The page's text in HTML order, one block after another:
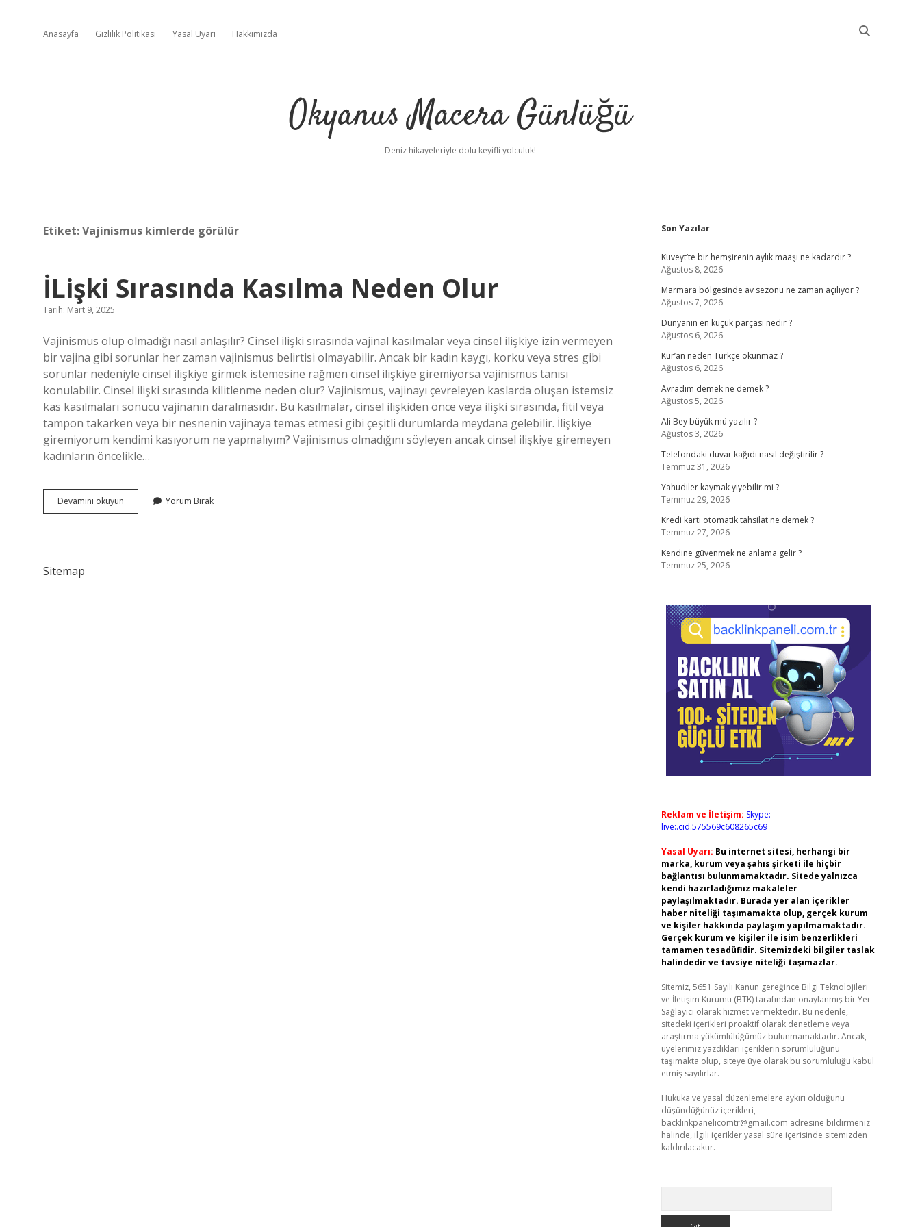
Anasayfa Gizlilik Politikası Yasal Uyarı Hakkımızda
Okyanus Macera Günlüğü
Deniz hikayeleriyle dolu keyifli yolculuk!
Etiket:Vajinismus kimlerde görülür
İLişki Sırasında Kasılma Neden Olur
Tarih: Mart 9, 2025
Vajinismus olup olmadığı nasıl anlaşılır? Cinsel ilişki sırasında vajinal kasılmalar veya cinsel ilişkiye izin vermeyen
bir vajina gibi sorunlar her zaman vajinismus belirtisi olmayabilir. Ancak bir kadın kaygı, korku veya stres gibi
sorunlar nedeniyle cinsel ilişkiye girmek istemesine rağmen cinsel ilişkiye giremiyorsa vajinismus tanısı
konulabilir. Cinsel ilişki sırasında kilitlenme neden olur? Vajinismus, vajinayı çevreleyen kaslarda oluşan istemsiz
kas kasılmaları sonucu vajinanın daralmasıdır. Bu kasılmalar, cinsel ilişkiden önce veya ilişki sırasında, fitil veya
tampon takarken veya bir nesnenin vajinaya temas etmesi gibi çeşitli durumlarda meydana gelebilir. İlişkiye
giremiyorum kendimi kasıyorum ne yapmalıyım? Vajinismus olmadığını söyleyen ancak cinsel ilişkiye giremeyen
kadınların öncelikle…
Devamını okuyun
Sırasında
Yorum Bırak
Sitemap
Sidebar
Son Yazılar
Kuveyt’te bir hemşirenin aylık maaşı ne kadardır ?
Ağustos 8, 2026
Marmara bölgesinde av sezonu ne zaman açılıyor ?
Ağustos 7, 2026
Dünyanın en küçük parçası nedir ?
Ağustos 6, 2026
Kur’an neden Türkçe okunmaz ?
Ağustos 6, 2026
Avradım demek ne demek ?
Ağustos 5, 2026
Ali Bey büyük mü yazılır ?
Ağustos 3, 2026
Telefondaki duvar kağıdı nasıl değiştirilir ?
Temmuz 31, 2026
Yahudiler kaymak yiyebilir mi ?
Temmuz 29, 2026
Kredi kartı otomatik tahsilat ne demek ?
Temmuz 27, 2026
Kendine güvenmek ne anlama gelir ?
Temmuz 25, 2026
Reklam ve İletişim: Skype:
live:.cid.575569c608265c69
Yasal Uyarı: Bu internet sitesi, herhangi bir
marka, kurum veya şahıs şirketi ile hiçbir
bağlantısı bulunmamaktadır. Sitede yalnızca
kendi hazırladığımız makaleler
paylaşılmaktadır. Burada yer alan içerikler
haber niteliği taşımamakta olup, gerçek kurum
ve kişiler hakkında paylaşım yapılmamaktadır.
Gerçek kurum ve kişiler ile isim benzerlikleri
tamamen tesadüfidir. Sitemizdeki bilgiler taslak
halindedir ve tavsiye niteliği taşımazlar.
Sitemiz, 5651 Sayılı Kanun gereğince Bilgi Teknolojileri
ve İletişim Kurumu (BTK) tarafından onaylanmış bir Yer
Sağlayıcı olarak hizmet vermektedir. Bu nedenle,
sitedeki içerikleri proaktif olarak denetleme veya
araştırma yükümlülüğümüz bulunmamaktadır. Ancak,
üyelerimiz yazdıkları içeriklerin sorumluluğunu
taşımakta olup, siteye üye olarak bu sorumluluğu kabul
etmiş sayılırlar.
Hukuka ve yasal düzenlemelere aykırı olduğunu
düşündüğünüz içerikleri,
backlinkpanelicomtr@gmail.com adresine bildirmeniz
halinde, ilgili içerikler yasal süre içerisinde sitemizden
kaldırılacaktır.